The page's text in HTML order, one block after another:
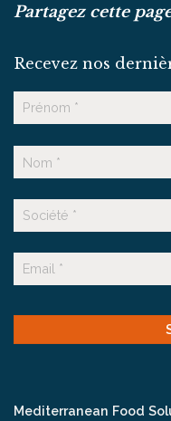
Partagez cette
Recevez nos
Prénom
Nom
Suffixe
E-
mail
CAPTCHA
Mediterranean Food